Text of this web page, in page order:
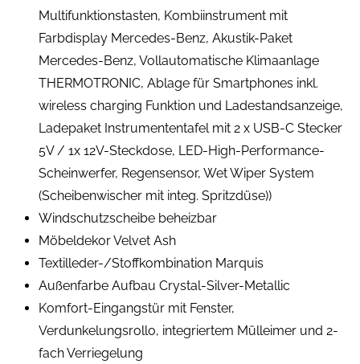
Multifunktionstasten, Kombiinstrument mit
Farbdisplay Mercedes-Benz, Akustik-Paket
Mercedes-Benz, Vollautomatische Klimaanlage
THERMOTRONIC, Ablage für Smartphones inkl.
wireless charging Funktion und Ladestandsanzeige,
Ladepaket Instrumententafel mit 2 x USB-C Stecker
5V / 1x 12V-Steckdose, LED-High-Performance-
Scheinwerfer, Regensensor, Wet Wiper System
(Scheibenwischer mit integ. Spritzdüse))
Windschutzscheibe beheizbar
Möbeldekor Velvet Ash
Textilleder-/Stoffkombination Marquis
Außenfarbe Aufbau Crystal-Silver-Metallic
Komfort-Eingangstür mit Fenster,
Verdunkelungsrollo, integriertem Mülleimer und 2-
fach Verriegelung